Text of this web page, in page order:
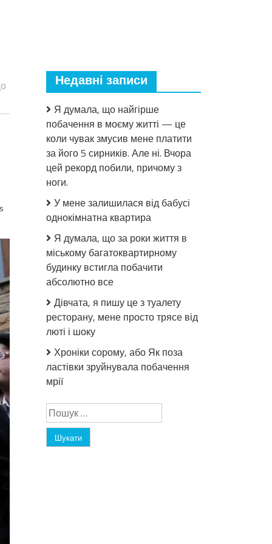
Недавні записи
Я думала, що найгірше
побачення в моєму житті — це
коли чувак змусив мене платити
за його 5 сирників. Але ні. Вчора
цей рекорд побили, причому з
ноги.
У мене залишилася від бабусі
однокімнатна квартира
Я думала, що за роки життя в
міському багатоквартирному
будинку встигла побачити
абсолютно все
Дівчата, я пишу це з туалету
ресторану, мене просто трясе від
люті і шоку
Хроніки сорому, або Як поза
ластівки зруйнувала побачення
мрії
Пошук: